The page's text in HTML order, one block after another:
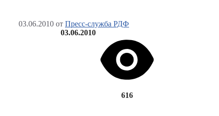
03.06.2010 от Пресс-служба РДФ
03.06.2010
616